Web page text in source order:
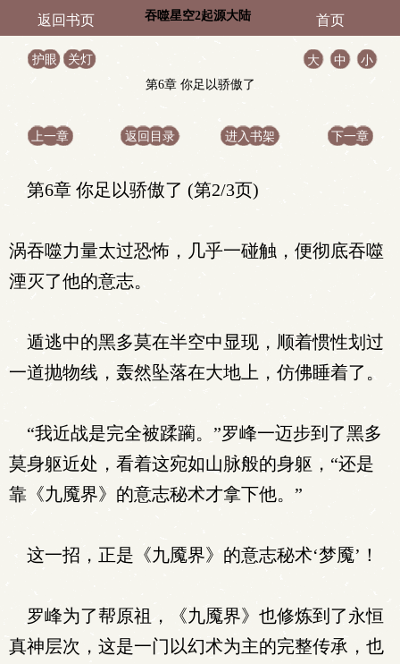
返回书页 吞噬星空2起源大陆 首页
护眼 关灯 大 中
小
第6章 你足以骄傲了
上一章 返回目录 进入书架 下一章
第6章 你足以骄傲了 (第2/3页)
涡吞噬力量太过恐怖，几乎一碰触，便彻底吞噬
湮灭了他的意志。
遁逃中的黑多莫在半空中显现，顺着惯性划过
一道抛物线，轰然坠落在大地上，仿佛睡着了。
“我近战是完全被蹂躏。”罗峰一迈步到了黑多
莫身躯近处，看着这宛如山脉般的身躯，“还是
靠《九魇界》的意志秘术才拿下他。”
这一招，正是《九魇界》的意志秘术‘梦魇’！
罗峰为了帮原祖，《九魇界》也修炼到了永恒
真神层次，这是一门以幻术为主的完整传承，也